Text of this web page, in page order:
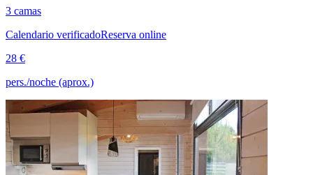
3 camas
Calendario verificadoReserva online
28 €
pers./noche (aprox.)